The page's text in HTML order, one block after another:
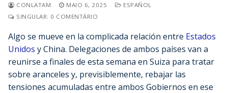
CONLATAM MAIO 6, 2025
ESPAÑOL
SINGULAR: 0 COMENTÁRIO
Algo se mueve en la complicada relación entre Estados
Unidos y China. Delegaciones de ambos países van a
reunirse a finales de esta semana en Suiza para tratar
sobre aranceles y, previsiblemente, rebajar las
tensiones acumuladas entre ambos Gobiernos en ese